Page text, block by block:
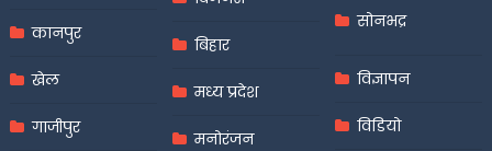
कानपुर
खेल
गाजीपुर
बिहार
मध्य प्रदेश
मनोरंजन
सोनभद्र
विज्ञापन
विडियो